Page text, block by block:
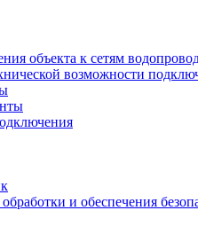
объекта к сетям
возможности
и обеспечения